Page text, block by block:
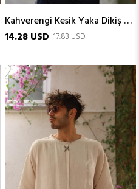
Kahverengi Kesik Yaka Dikiş Detaylı Erkek Tshirt
14.28 USD 17.83 USD